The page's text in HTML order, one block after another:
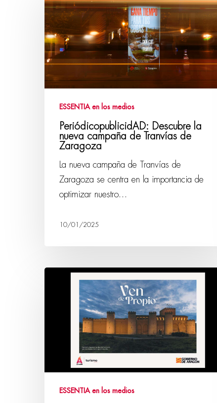
ESSENTIA en los medios
PeriódicopublicidAD: Descubre la
nueva campaña de Tranvías de
Zaragoza
La nueva campaña de Tranvías de
Zaragoza se centra en la importancia de
optimizar nuestro…
10/01/2025
ESSENTIA en los medios